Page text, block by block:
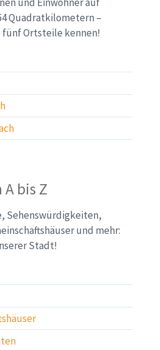
Quadratkilometern –
fünf Ortsteile kennen!
bis Z
Sehenswürdigkeiten,
und mehr:
Stadt!